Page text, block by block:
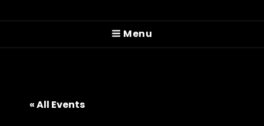
PITTMAN COLE
Prog'n'rolling Since 2022
Menu
« All Events